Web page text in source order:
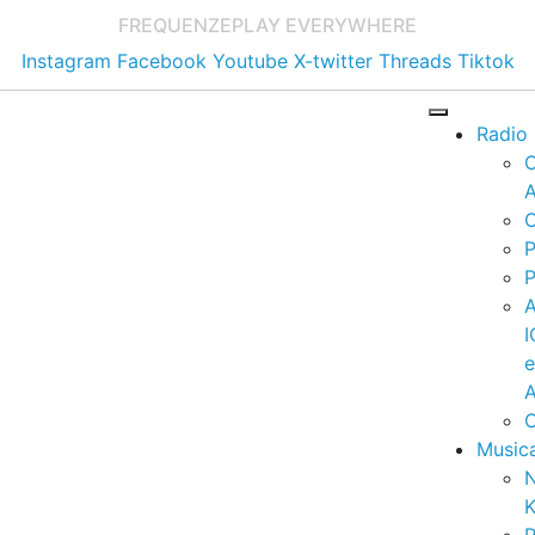
FREQUENZEPLAY EVERYWHERE
Instagram Facebook Youtube X-twitter Threads Tiktok
Radio
e